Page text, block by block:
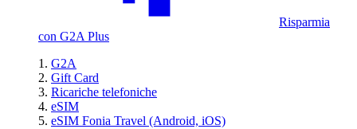
Risparmia
con G2A Plus
G2A
Gift Card
Ricariche telefoniche
eSIM
eSIM Fonia Travel (Android, iOS)